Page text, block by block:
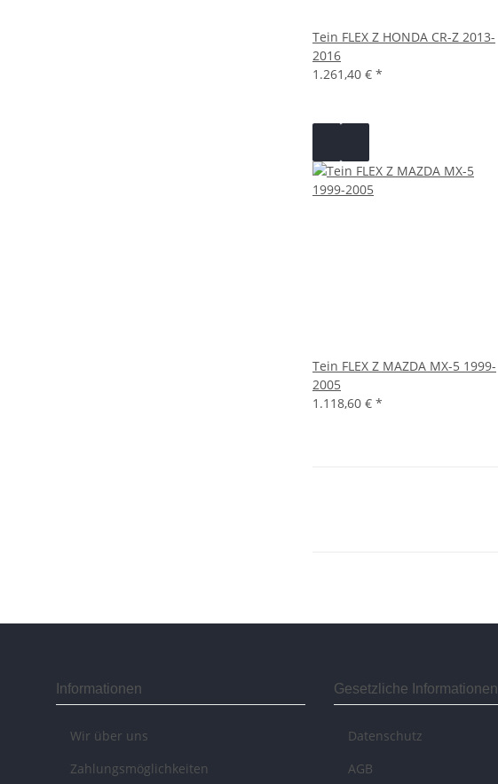
Tein FLEX Z HONDA CR-Z 2013-
2016
1.261,40 € *
Tein FLEX Z MAZDA MX-5 1999-
2005
1.118,60 € *
Informationen
Wir über uns
Zahlungsmöglichkeiten
Gesetzliche Informationen
Datenschutz
AGB